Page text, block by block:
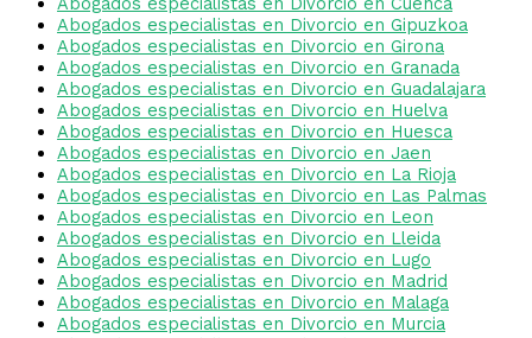
Abogados especialistas en Divorcio en Gipuzkoa
Abogados especialistas en Divorcio en Girona
Abogados especialistas en Divorcio en Granada
Abogados especialistas en Divorcio en Guadalajara
Abogados especialistas en Divorcio en Huelva
Abogados especialistas en Divorcio en Huesca
Abogados especialistas en Divorcio en Jaen
Abogados especialistas en Divorcio en La Rioja
Abogados especialistas en Divorcio en Las Palmas
Abogados especialistas en Divorcio en Leon
Abogados especialistas en Divorcio en Lleida
Abogados especialistas en Divorcio en Lugo
Abogados especialistas en Divorcio en Madrid
Abogados especialistas en Divorcio en Malaga
Abogados especialistas en Divorcio en Murcia